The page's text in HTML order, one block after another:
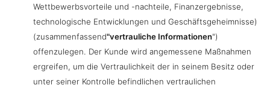
Wettbewerbsvorteile und -nachteile, Finanzergebnisse,
technologische Entwicklungen und Geschäftsgeheimnisse)
(zusammenfassend"vertrauliche Informationen")
offenzulegen. Der Kunde wird angemessene Maßnahmen
ergreifen, um die Vertraulichkeit der in seinem Besitz oder
unter seiner Kontrolle befindlichen vertraulichen